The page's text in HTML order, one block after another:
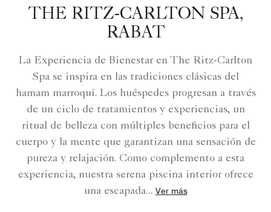
THE RITZ-CARLTON SPA,
RABAT
La Experiencia de Bienestar en The Ritz-Carlton
Spa se inspira en las tradiciones clásicas del
hamam marroquí. Los huéspedes progresan a través
de un ciclo de tratamientos y experiencias, un
ritual de belleza con múltiples beneficios para el
cuerpo y la mente que garantizan una sensación de
pureza y relajación. Como complemento a esta
experiencia, nuestra serena piscina interior ofrece
una escapada... Ver más